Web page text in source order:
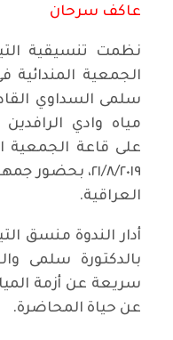
عاكف سرحان
نظمت تنسيقية
الجمعية المندائية
سلمى السداوي
مياه وادي
على قاعة الجمعية
٢١/٨/٢٠١٩،
العراقية.
أدار الندوة منسق
بالدكتورة سلمى
سريعة عن أزمة
عن حياة المحاضرة.